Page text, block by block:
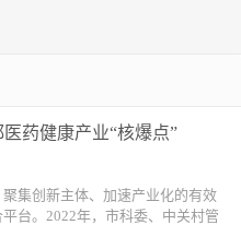
药健康产业“核爆点”
集创新主体、加速产业化的有效
台。2022年，市科委、中关村管